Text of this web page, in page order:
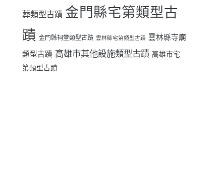
葬類型古蹟 金門縣宅第類型古
蹟 金門縣祠堂類型古蹟 雲林縣宅第類型古蹟 雲林縣寺廟
類型古蹟 高雄市其他設施類型古蹟 高雄市宅
第類型古蹟